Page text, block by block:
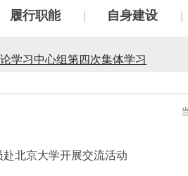
履行职能 自身建设
学习中心组第四次集体学习
工作会议
北京大学开展交流活动